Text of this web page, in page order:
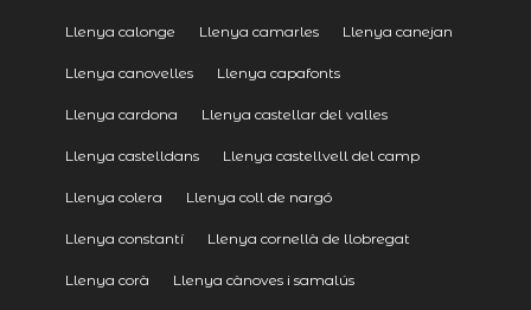
Llenya calonge Llenya camarles Llenya canejan
Llenya canovelles Llenya capafonts
Llenya cardona Llenya castellar del valles
Llenya castelldans Llenya castellvell del camp
Llenya colera Llenya coll de nargó
Llenya constantí Llenya cornellà de llobregat
Llenya corà Llenya cànoves i samalús